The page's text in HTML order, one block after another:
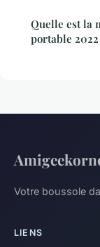
Quelle est la
portable 2022
Votre boussole
LIENS